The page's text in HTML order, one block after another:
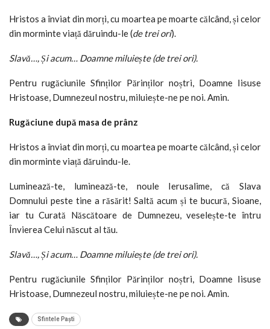
Hristos a înviat din morți, cu moartea pe moarte călcând, și celor
din morminte viață dăruindu-le (de trei ori).
Slavă…, Și acum… Doamne miluiește (de trei ori).
Pentru rugăciunile Sfinților Părinților noștri, Doamne Iisuse
Hristoase, Dumnezeul nostru, miluiește-ne pe noi. Amin.
Rugăciune după masa de prânz
Hristos a înviat din morți, cu moartea pe moarte călcând, și celor
din morminte viață dăruindu-le.
Luminează-te, luminează-te, noule Ierusalime, că Slava
Domnului peste tine a răsărit! Saltă acum și te bucură, Sioane,
iar tu Curată Născătoare de Dumnezeu, veselește-te întru
Învierea Celui născut al tău.
Slavă…, Și acum… Doamne miluiește (de trei ori).
Pentru rugăciunile Sfinților Părinților noștri, Doamne Iisuse
Hristoase, Dumnezeul nostru, miluiește-ne pe noi. Amin.
Sfintele Paști